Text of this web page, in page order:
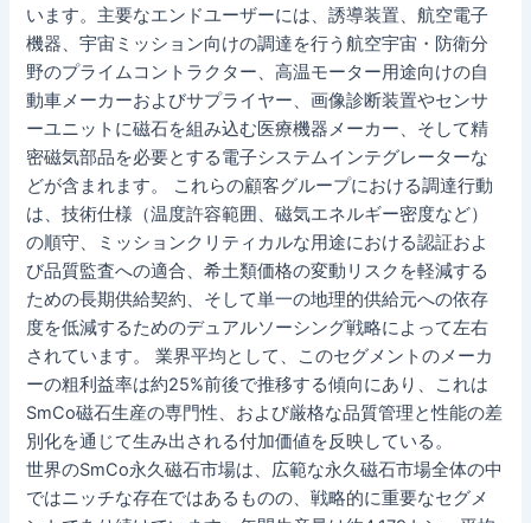
います。主要なエンドユーザーには、誘導装置、航空電子
機器、宇宙ミッション向けの調達を行う航空宇宙・防衛分
野のプライムコントラクター、高温モーター用途向けの自
動車メーカーおよびサプライヤー、画像診断装置やセンサ
ーユニットに磁石を組み込む医療機器メーカー、そして精
密磁気部品を必要とする電子システムインテグレーターな
どが含まれます。 これらの顧客グループにおける調達行動
は、技術仕様（温度許容範囲、磁気エネルギー密度など）
の順守、ミッションクリティカルな用途における認証およ
び品質監査への適合、希土類価格の変動リスクを軽減する
ための長期供給契約、そして単一の地理的供給元への依存
度を低減するためのデュアルソーシング戦略によって左右
されています。 業界平均として、このセグメントのメーカ
ーの粗利益率は約25%前後で推移する傾向にあり、これは
SmCo磁石生産の専門性、および厳格な品質管理と性能の差
別化を通じて生み出される付加価値を反映している。
世界のSmCo永久磁石市場は、広範な永久磁石市場全体の中
ではニッチな存在ではあるものの、戦略的に重要なセグメ